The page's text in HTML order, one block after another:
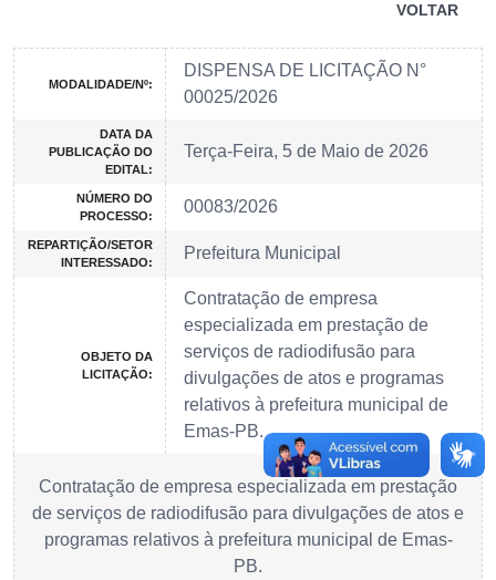
VOLTAR
MODALIDADE/Nº:
DISPENSA DE LICITAÇÃO N°
00025/2026
DATA DA
PUBLICAÇÃO DO
EDITAL:
Terça-Feira, 5 de Maio de 2026
NÚMERO DO
PROCESSO:
00083/2026
REPARTIÇÃO/SETOR
INTERESSADO:
Prefeitura Municipal
OBJETO DA
LICITAÇÃO:
Contratação de empresa
especializada em prestação de
serviços de radiodifusão para
divulgações de atos e programas
relativos à prefeitura municipal de
Emas-PB.
Contratação de empresa especializada em prestação
de serviços de radiodifusão para divulgações de atos e
programas relativos à prefeitura municipal de Emas-
PB.